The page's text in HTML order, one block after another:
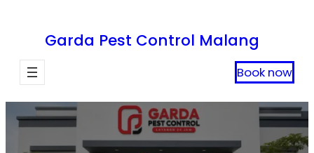
Garda Pest Control Malang
Book now